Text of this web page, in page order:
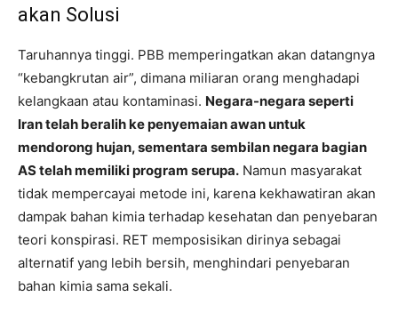
akan Solusi
Taruhannya tinggi. PBB memperingatkan akan datangnya
“kebangkrutan air”, dimana miliaran orang menghadapi
kelangkaan atau kontaminasi. Negara-negara seperti
Iran telah beralih ke penyemaian awan untuk
mendorong hujan, sementara sembilan negara bagian
AS telah memiliki program serupa. Namun masyarakat
tidak mempercayai metode ini, karena kekhawatiran akan
dampak bahan kimia terhadap kesehatan dan penyebaran
teori konspirasi. RET memposisikan dirinya sebagai
alternatif yang lebih bersih, menghindari penyebaran
bahan kimia sama sekali.